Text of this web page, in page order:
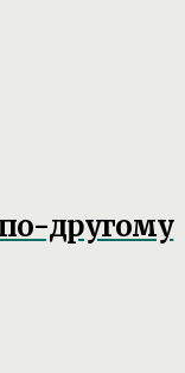
по-другому